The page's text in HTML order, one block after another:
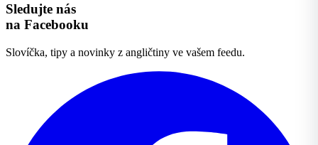
Sledujte nás
na Facebooku
Slovíčka, tipy a novinky z angličtiny ve vašem feedu.